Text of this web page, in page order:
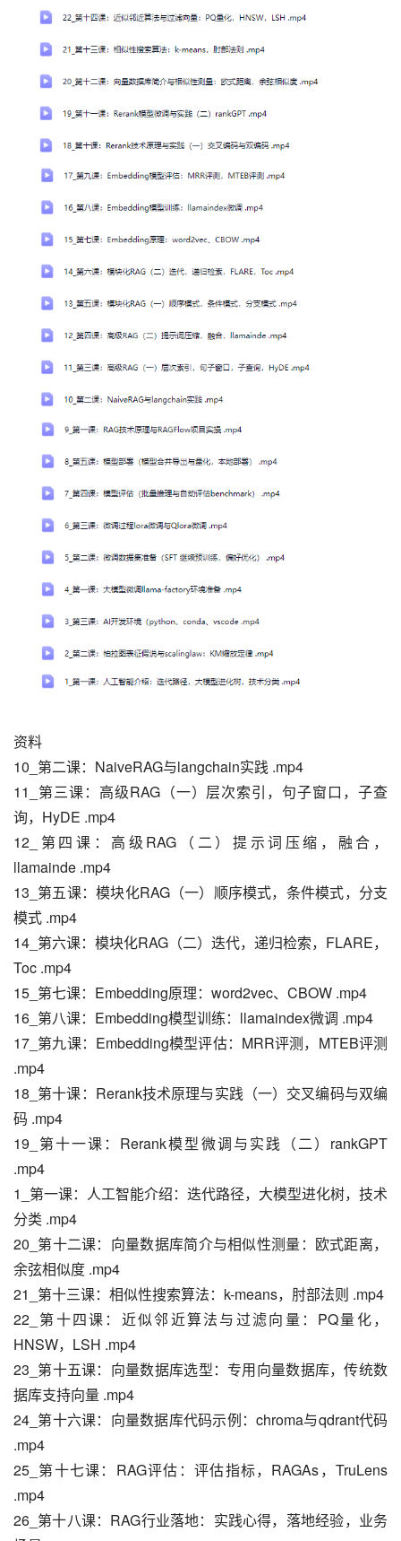
资料
10_第二课：NaiveRAG与langchain实践 .mp4
11_第三课：高级RAG（一）层次索引，句子窗口，子查
询，HyDE .mp4
12_第四课：高级RAG（二）提示词压缩，融合，
llamainde .mp4
13_第五课：模块化RAG（一）顺序模式，条件模式，分支
模式 .mp4
14_第六课：模块化RAG（二）迭代，递归检索，FLARE，
Toc .mp4
15_第七课：Embedding原理：word2vec、CBOW .mp4
16_第八课：Embedding模型训练：llamaindex微调 .mp4
17_第九课：Embedding模型评估：MRR评测，MTEB评测
.mp4
18_第十课：Rerank技术原理与实践（一）交叉编码与双编
码 .mp4
19_第十一课：Rerank模型微调与实践（二）rankGPT
.mp4
1_第一课：人工智能介绍：迭代路径，大模型进化树，技术
分类 .mp4
20_第十二课：向量数据库简介与相似性测量：欧式距离，
余弦相似度 .mp4
21_第十三课：相似性搜索算法：k-means，肘部法则 .mp4
22_第十四课：近似邻近算法与过滤向量：PQ量化，
HNSW，LSH .mp4
23_第十五课：向量数据库选型：专用向量数据库，传统数
据库支持向量 .mp4
24_第十六课：向量数据库代码示例：chroma与qdrant代码
.mp4
25_第十七课：RAG评估：评估指标，RAGAs，TruLens
.mp4
26_第十八课：RAG行业落地：实践心得，落地经验，业务